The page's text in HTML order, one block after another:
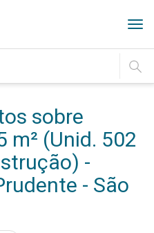
IR
sobre
(Unid. 502
-
- São